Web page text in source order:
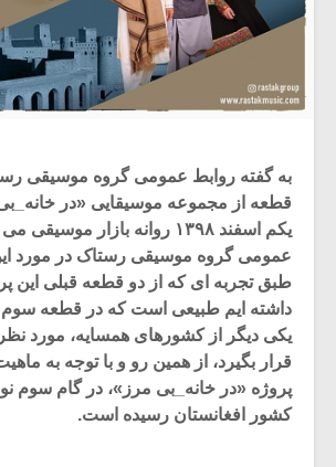
به گفته روابط عمومی گروه موسیقی
قطعه از مجموعه موسیقایی «در
یکم اسفند ۱۳۹۸ روانه بازار
عمومی گروه موسیقی رستاک در مورد
طبق تجربه ای که از دو قطعه قبلی این
داشته ایم طبیعی است که در قطعه سوم
یکی دیگر از کشورهای همسایه، مورد
قرار بگیرد، از همین رو و با توجه به
پروژه «در خانه_بی مرز»، در گام سوم
کشور افغانستان رسیده است.